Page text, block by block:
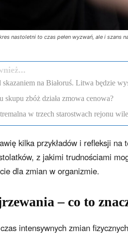
nastoletni to czas pełen wyzwań, ale i szans
skazaniem na Białoruś. Litwa będzie
skupu zbóż działa zmowa cenowa?
w trzech starostwach rejonu
kilka przykładów i refleksji
z jakimi trudnościami
dla zmian w organizmie.
– co to
intensywnych zmian